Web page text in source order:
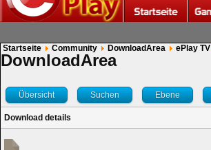
Startseite Community DownloadArea ePlay TV
DownloadArea
Übersicht Suchen Ebene
Download details